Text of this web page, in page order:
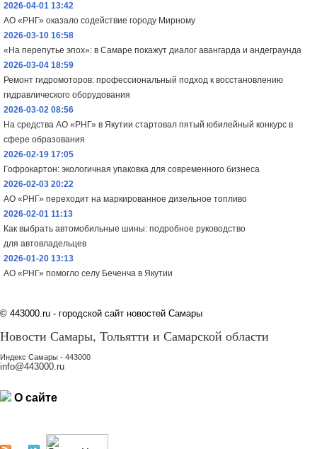
2026-04-01 13:42
АО «РНГ» оказало содействие городу Мирному
2026-03-10 16:58
«На перепутье эпох»: в Самаре покажут диалог авангарда и андеграунда
2026-03-04 18:59
Ремонт гидромоторов: профессиональный подход к восстановлению
гидравлического оборудования
2026-03-02 08:56
На средства АО «РНГ» в Якутии стартовал пятый юбилейный конкурс в
сфере образования
2026-02-19 17:05
Гофрокартон: экологичная упаковка для современного бизнеса
2026-02-03 20:22
АО «РНГ» переходит на маркированное дизельное топливо
2026-02-01 11:13
Как выбрать автомобильные шины: подробное руководство
для автовладельцев
2026-01-20 13:13
АО «РНГ» помогло селу Беченча в Якутии
© 443000.ru - городской сайт новостей Самары
Новости Самары, Тольятти и Самарской области
Индекс Самары - 443000
info@443000.ru
О сайте